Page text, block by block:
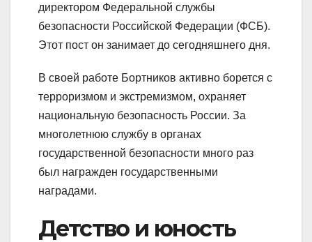
директором Федеральной службы
безопасности Российской Федерации (ФСБ).
Этот пост он занимает до сегодняшнего дня.
В своей работе Бортников активно борется с
терроризмом и экстремизмом, охраняет
национальную безопасность России. За
многолетнюю службу в органах
государственной безопасности много раз
был награжден государственными
наградами.
Детство и юность